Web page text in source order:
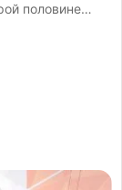
половине…